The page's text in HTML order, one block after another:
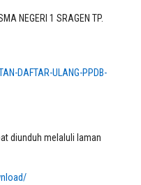
NEGERI 1 SRAGEN TP.
DAFTAR-ULANG-PPDB-
diunduh melaluli laman